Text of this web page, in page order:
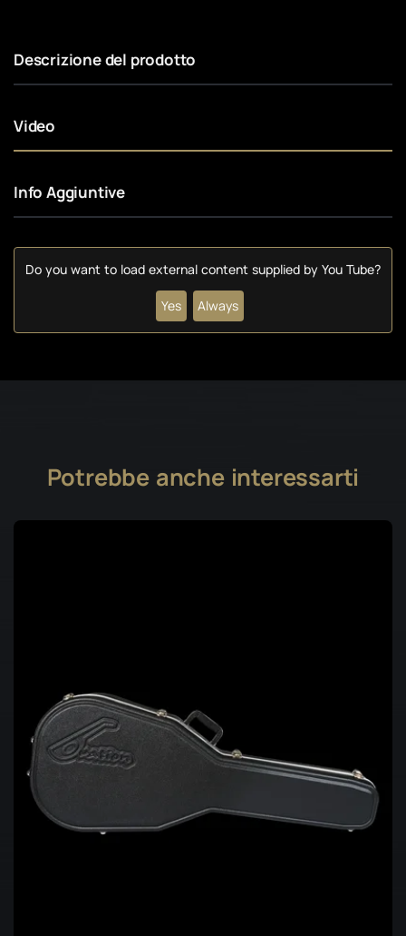
Descrizione del prodotto
Video
Info Aggiuntive
Do you want to load external content supplied by You Tube?
Yes Always
Potrebbe anche interessarti